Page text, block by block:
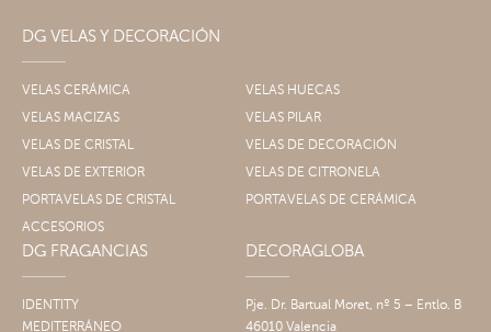
DG VELAS Y DECORACIÓN
VELAS CERÁMICA
VELAS HUECAS
VELAS MACIZAS
VELAS PILAR
VELAS DE CRISTAL
VELAS DE DECORACIÓN
VELAS DE EXTERIOR
VELAS DE CITRONELA
PORTAVELAS DE CRISTAL
PORTAVELAS DE CERÁMICA
ACCESORIOS
DG FRAGANCIAS
IDENTITY
MEDITERRÁNEO
DECORAGLOBA
Pje. Dr. Bartual Moret, nº 5 – Entlo. B
46010 Valencia